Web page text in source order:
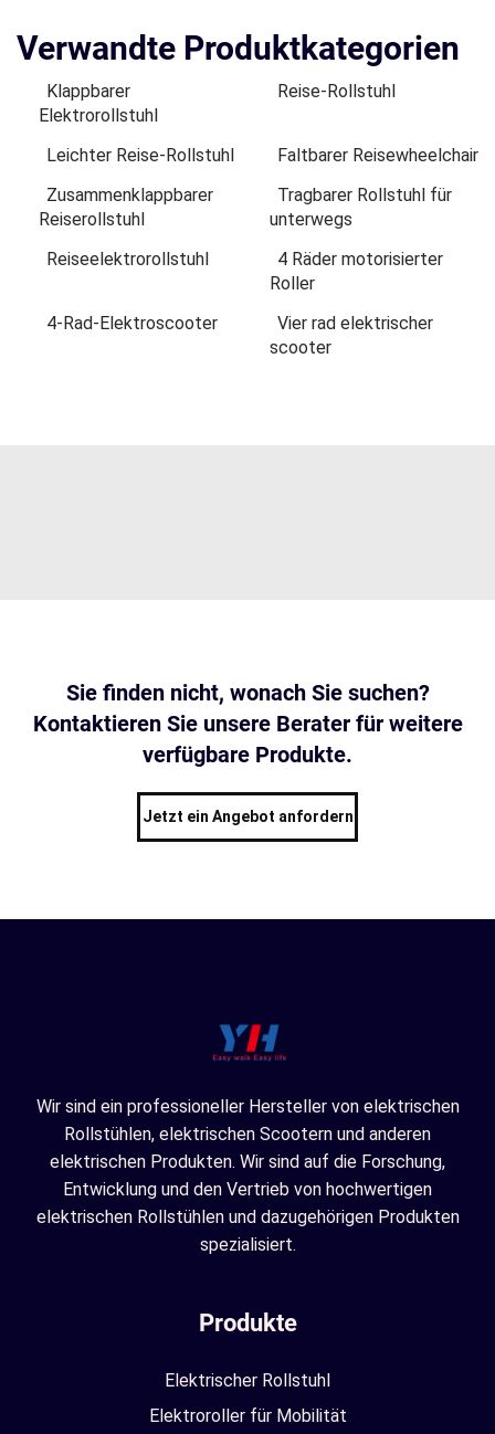
Verwandte Produktkategorien
Klappbarer
Elektrorollstuhl
Reise-Rollstuhl
Leichter Reise-Rollstuhl
Faltbarer Reisewheelchair
Zusammenklappbarer
Reiserollstuhl
Tragbarer Rollstuhl für
unterwegs
Reiseelektrorollstuhl
4 Räder motorisierter
Roller
4-Rad-Elektroscooter
Vier rad elektrischer
scooter
Sie finden nicht, wonach Sie suchen?
Kontaktieren Sie unsere Berater für weitere
verfügbare Produkte.
Jetzt ein Angebot anfordern
Wir sind ein professioneller Hersteller von elektrischen
Rollstühlen, elektrischen Scootern und anderen
elektrischen Produkten. Wir sind auf die Forschung,
Entwicklung und den Vertrieb von hochwertigen
elektrischen Rollstühlen und dazugehörigen Produkten
spezialisiert.
Produkte
Elektrischer Rollstuhl
Elektroroller für Mobilität